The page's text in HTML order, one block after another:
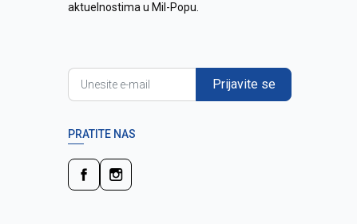
aktuelnostima u Mil-Popu.
Prijavite se
PRATITE NAS